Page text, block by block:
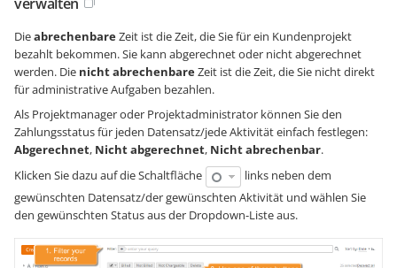
DieabrechenbareZeit ist die Zeit, die Sie für ein Kundenprojekt
bezahlt bekommen. Sie kann abgerechnet oder nicht abgerechnet
werden. Die nicht abrechenbareZeit ist die Zeit, die Sie nicht direkt
für administrative Aufgaben bezahlen.
Als Projektmanager oder Projektadministrator können Sie den
Zahlungsstatus für jeden Datensatz/jede Aktivität einfach festlegen:
Abgerechnet, Nicht abgerechnet, Nicht abrechenbar.
Klicken Sie dazu auf die Schaltfläche
links neben dem
gewünschten Datensatz/der gewünschten Aktivität und wählen Sie
den gewünschten Status aus der Dropdown-Liste aus.